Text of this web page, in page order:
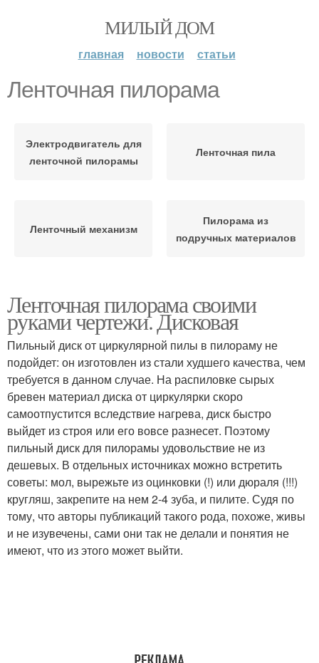
МИЛЫЙ ДОМ
главная новости статьи
Ленточная пилорама
Электродвигатель для
ленточной пилорамы
Ленточная пила
Ленточный механизм
Пилорама из
подручных материалов
Ленточная пилорама своими
руками чертежи. Дисковая
Пильный диск от циркулярной пилы в пилораму не
подойдет: он изготовлен из стали худшего качества, чем
требуется в данном случае. На распиловке сырых
бревен материал диска от циркулярки скоро
самоотпустится вследствие нагрева, диск быстро
выйдет из строя или его вовсе разнесет. Поэтому
пильный диск для пилорамы удовольствие не из
дешевых. В отдельных источниках можно встретить
советы: мол, вырежьте из оцинковки (!) или дюраля (!!!)
кругляш, закрепите на нем 2-4 зуба, и пилите. Судя по
тому, что авторы публикаций такого рода, похоже, живы
и не изувечены, сами они так не делали и понятия не
имеют, что из этого может выйти.